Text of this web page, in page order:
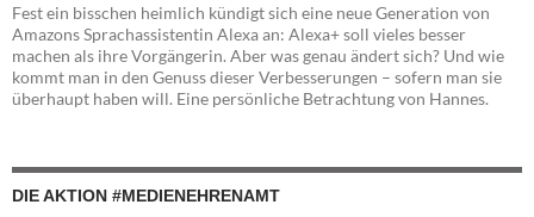
Fest ein bisschen heimlich kündigt sich eine neue Generation von
Amazons Sprachassistentin Alexa an: Alexa+ soll vieles besser
machen als ihre Vorgängerin. Aber was genau ändert sich? Und wie
kommt man in den Genuss dieser Verbesserungen – sofern man sie
überhaupt haben will. Eine persönliche Betrachtung von Hannes.
DIE AKTION #MEDIENEHRENAMT